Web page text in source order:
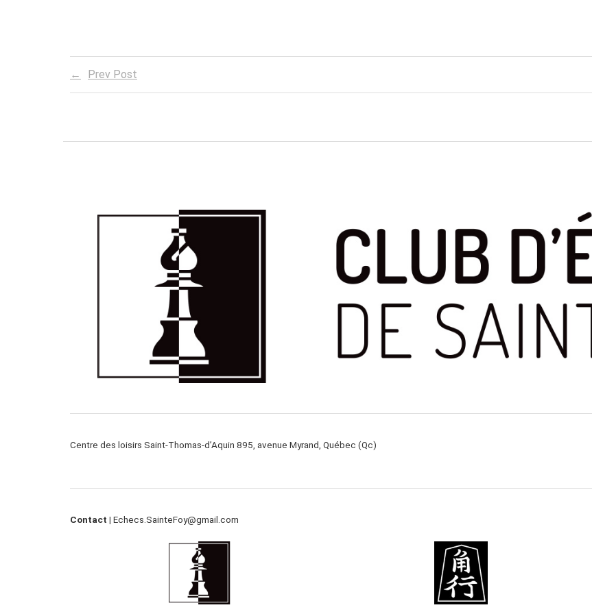
Prev Post
Centre des loisirs Saint-Thomas-d’Aquin 895, avenue Myrand, Québec (Qc)
Contact | Echecs.SainteFoy@gmail.com